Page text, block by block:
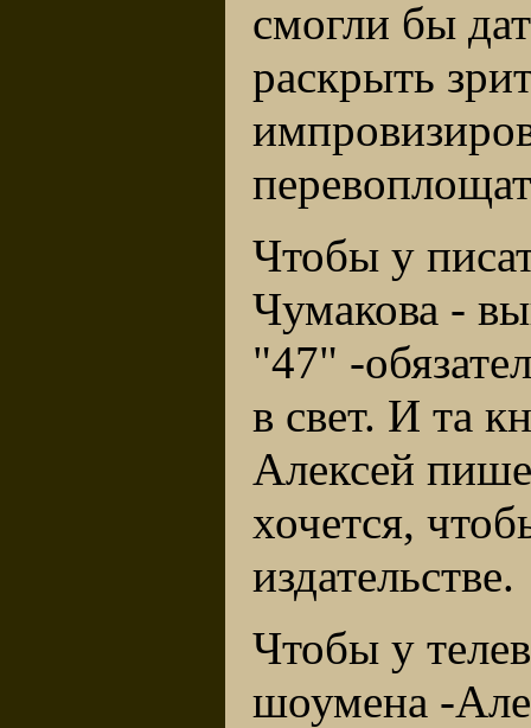
смогли бы
раскрыть
Чтобы у
Чумакова -
"47" -
в свет. И та
Алексей
хочется,
издательстве.
Чтобы у
шоумена -